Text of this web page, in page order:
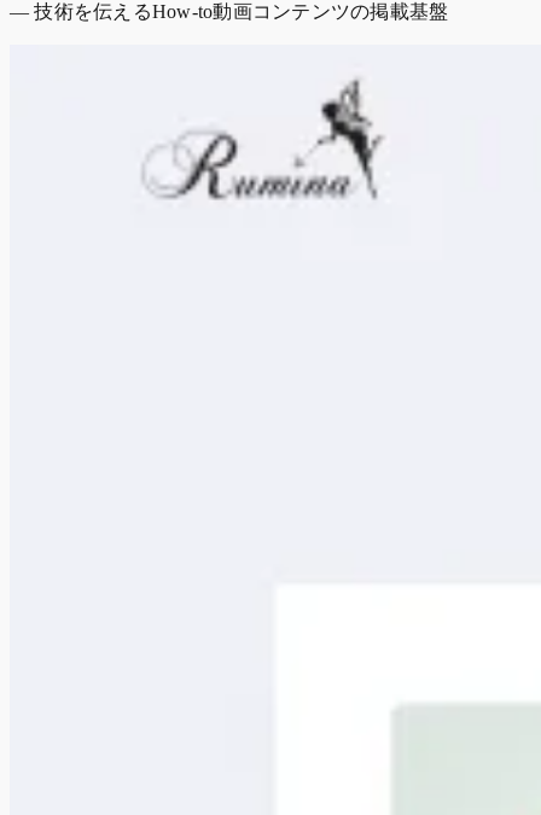
— 技術を伝えるHow-to動画コンテンツの掲載基盤